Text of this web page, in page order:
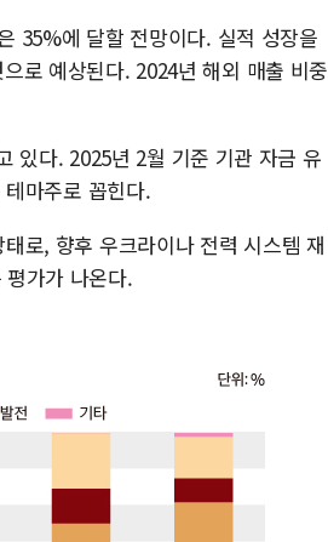
35%에 달할 전망이다. 실적 성장을
로 예상된다. 2024년 해외 매출 비중
있다. 2025년 2월 기준 기관 자금 유
마주로 꼽힌다.
로, 향후 우크라이나 전력 시스템 재
가가 나온다.